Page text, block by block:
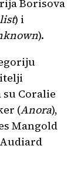
Borisova
) i
).
Coralie
(Anora),
Mangold
Audiard